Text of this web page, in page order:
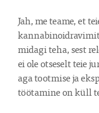
Jah, me teame, et
midagi teha, sest
ei ole otseselt teie
aga tootmise ja
töötamine on küll